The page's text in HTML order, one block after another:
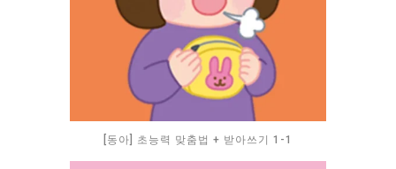
[동아] 초능력 맞춤법 + 받아쓰기 1-1